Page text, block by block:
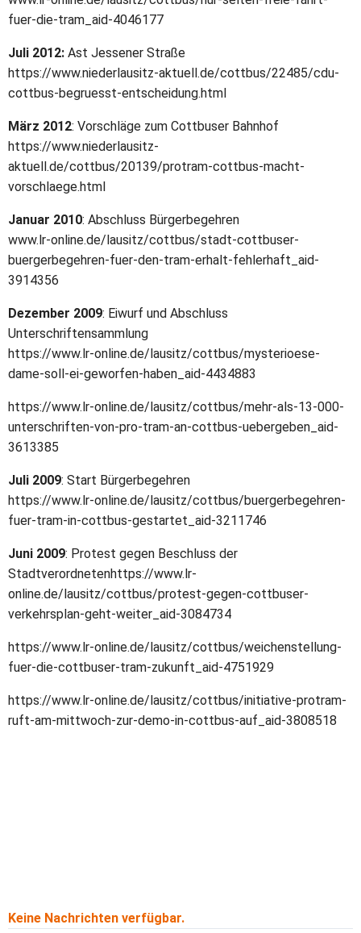
fuer-die-tram_aid-4046177
Juli 2012: Ast Jessener Straße
https://www.niederlausitz-aktuell.de/cottbus/22485/cdu-
cottbus-begruesst-entscheidung.html
März 2012: Vorschläge zum Cottbuser Bahnhof
https://www.niederlausitz-
aktuell.de/cottbus/20139/protram-cottbus-macht-
vorschlaege.html
Januar 2010: Abschluss Bürgerbegehren
www.lr-online.de/lausitz/cottbus/stadt-cottbuser-
buergerbegehren-fuer-den-tram-erhalt-fehlerhaft_aid-
3914356
Dezember 2009: Eiwurf und Abschluss
Unterschriftensammlung
https://www.lr-online.de/lausitz/cottbus/mysterioese-
dame-soll-ei-geworfen-haben_aid-4434883
https://www.lr-online.de/lausitz/cottbus/mehr-als-13-000-
unterschriften-von-pro-tram-an-cottbus-uebergeben_aid-
3613385
Juli 2009: Start Bürgerbegehren
https://www.lr-online.de/lausitz/cottbus/buergerbegehren-
fuer-tram-in-cottbus-gestartet_aid-3211746
Juni 2009: Protest gegen Beschluss der
Stadtverordnetenhttps://www.lr-
online.de/lausitz/cottbus/protest-gegen-cottbuser-
verkehrsplan-geht-weiter_aid-3084734
https://www.lr-online.de/lausitz/cottbus/weichenstellung-
fuer-die-cottbuser-tram-zukunft_aid-4751929
https://www.lr-online.de/lausitz/cottbus/initiative-protram-
ruft-am-mittwoch-zur-demo-in-cottbus-auf_aid-3808518
Keine Nachrichten verfügbar.